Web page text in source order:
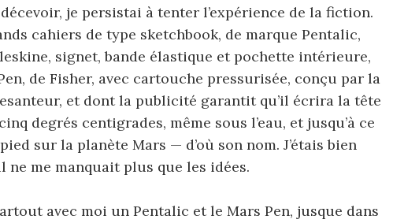
je persistai à tenter l’expérience de la fiction.
cahiers de type sketchbook, de marque Pentalic,
signet, bande élastique et pochette intérieure,
de Fisher, avec cartouche pressurisée, conçu par la
et dont la publicité garantit qu’il écrira la tête
degrés centigrades, même sous l’eau, et jusqu’à ce
sur la planète Mars — d’où son nom. J’étais bien
ne me manquait plus que les idées.
avec moi un Pentalic et le Mars Pen, jusque dans